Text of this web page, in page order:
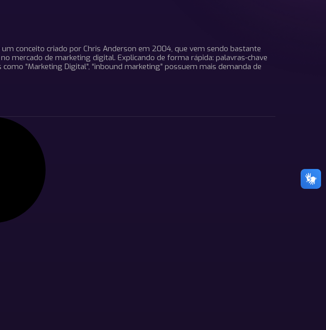
conceito criado por Chris Anderson em 2004, que vem sendo bastante
mercado de marketing digital. Explicando de forma rápida: palavras-chave
“Marketing Digital”, “inbound marketing” possuem mais demanda de